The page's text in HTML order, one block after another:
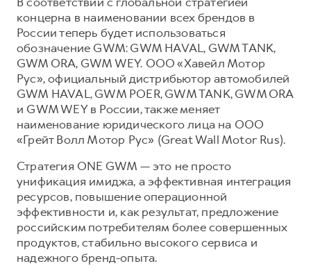
Автомобильные аксессуары
Коллекция CITY
Коллекция Базовая
Коллекция Детская
Коллекция Базовая
Коллекция Детская
концерна в наименовании всех брендов в
России теперь будет использоваться
обозначение GWM: GWM HAVAL, GWM TANK,
GWM ORA, GWM WEY. ООО «Хавейл Мотор
Рус», официальный дистрибьютор автомобилей
GWM HAVAL, GWM POER, GWM TANK, GWM ORA
и GWM WEY в России, также меняет
наименование юридического лица на ООО
«Грейт Волл Мотор Рус» (Great Wall Motor Rus).
Стратегия ONE GWM — это не просто
унификация имиджа, а эффективная интеграция
ресурсов, повышение операционной
эффективности и, как результат, предложение
российским потребителям более совершенных
продуктов, стабильно высокого сервиса и
надежного бренд-опыта.